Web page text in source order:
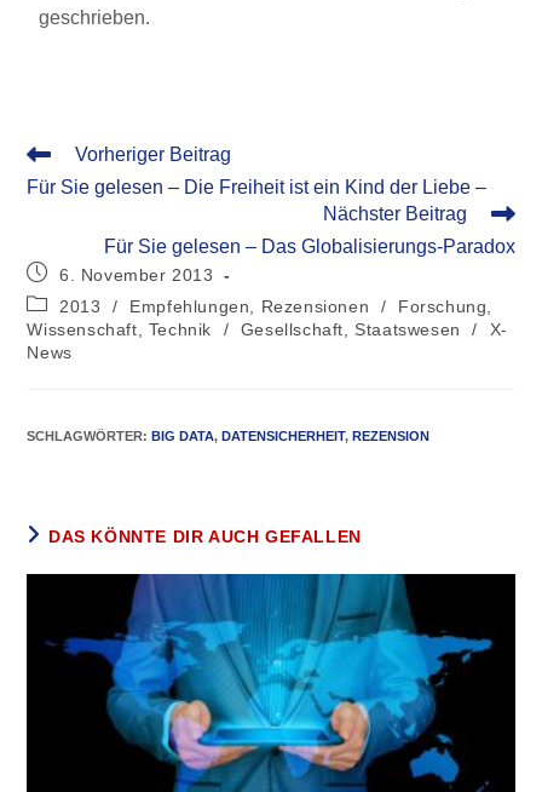
geschrieben.
Vorheriger Beitrag
Für Sie gelesen – Die Freiheit ist ein Kind der Liebe –
Nächster Beitrag
Für Sie gelesen – Das Globalisierungs-Paradox
6. November 2013
2013
/ Empfehlungen, Rezensionen /
Forschung,
Wissenschaft, Technik
/ Gesellschaft, Staatswesen /
X-
News
SCHLAGWÖRTER:BIG DATA, DATENSICHERHEIT, REZENSION
DAS KÖNNTE DIR AUCH GEFALLEN